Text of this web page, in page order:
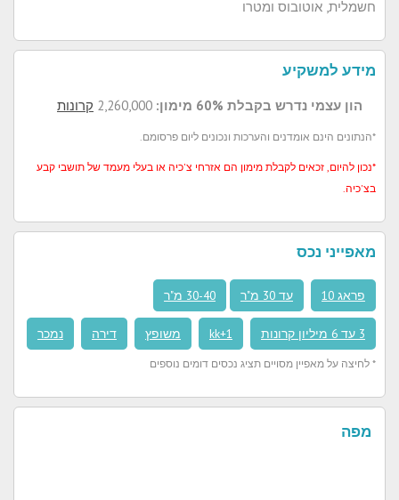
חשמלית, אוטובוס ומטרו
מידע למשקיע
הון עצמי נדרש בקבלת 60% מימון: 2,260,000 קרונות
*הנתונים הינם אומדנים והערכות ונכונים ליום פרסומם.
*נכון להיום, זכאים לקבלת מימון הם אזרחי צ'כיה או בעלי מעמד של תושבי קבע
בצ'כיה.
מאפייני נכס
פראג 10 עד 30 מ"ר 30-40 מ"ר
3 עד 6 מיליון קרונות 1+kk משופץ דירה נמכר
* לחיצה על מאפיין מסויים תציג נכסים דומים נוספים
מפה